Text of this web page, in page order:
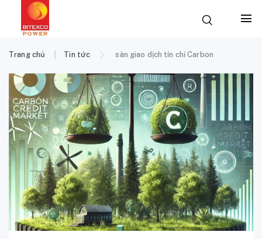
Trang chủ Tin tức sàn giao dịch tín chỉ Carbon